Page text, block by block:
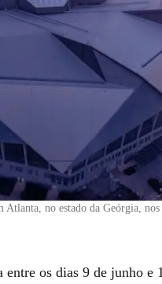
Atlanta, no estado da Geórgia,
entre os dias 9 de junho e